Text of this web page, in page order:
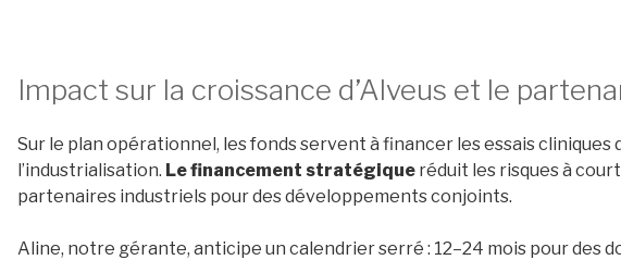
Impact sur la croissance d’Alveus et le
Sur le plan opérationnel, les fonds servent à financer les essais cliniques
l’industrialisation. Le financement stratégique réduit les risques à
partenaires industriels pour des développements conjoints.
Aline, notre gérante, anticipe un calendrier serré : 12–24 mois pour des